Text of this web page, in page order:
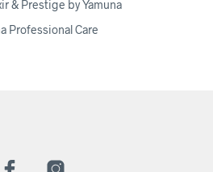
& Prestige by Yamuna
Professional Care